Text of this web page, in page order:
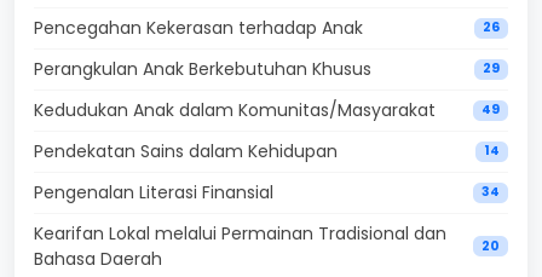
Pencegahan Kekerasan terhadap Anak 26
Perangkulan Anak Berkebutuhan Khusus 29
Kedudukan Anak dalam Komunitas/Masyarakat 49
Pendekatan Sains dalam Kehidupan 14
Pengenalan Literasi Finansial 34
Kearifan Lokal melalui Permainan Tradisional dan
Bahasa Daerah
20